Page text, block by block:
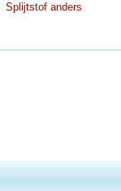
Splijtstof anders